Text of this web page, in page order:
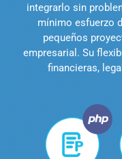
integrarlo sin
mínimo esfuerzo
pequeños
empresarial. Su
financieras,